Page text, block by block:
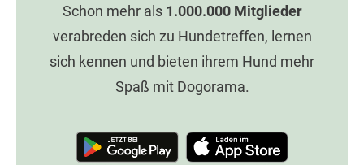
Schon mehr als 1.000.000Mitglieder
verabreden sich zu Hundetreffen, lernen
sich kennen und bieten ihrem Hund mehr
Spaß mit Dogorama.